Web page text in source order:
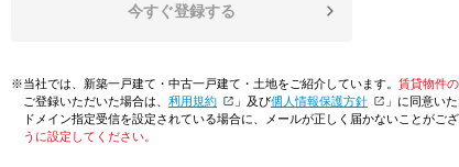
今すぐ登録する
※当社では、新築一戸建て・中古一戸建て・土地をご紹介しています。 賃貸物件
ご登録いただいた場合は、「利用規約 」及び「個人情報保護方針
」に同意い
ドメイン指定受信を設定されている場合に、メールが正しく届かないことがござ
うに設定してください。